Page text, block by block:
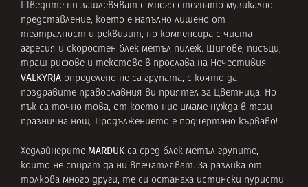
Шведите ни зашлевяват с много стегнато музикално
представление, което е напълно лишено от
театралност и реквизит, но компенсира с чиста
агресия и скоростен блек метъл пилеж. Шипове, писъци,
траш рифове и текстове в прослава на Нечестивия –
VALKYRJA определено не са групата, с която да
поздравите православния ви приятел за Цветница. Но
пък са точно това, от което ние имаме нужда в тази
празнична нощ. Продължението е подчертано кърваво!
Хедлайнерите MARDUK са сред блек метъл групите,
които не спират да ни впечатляват. За разлика от
толкова много други, те си останаха истински пуристи